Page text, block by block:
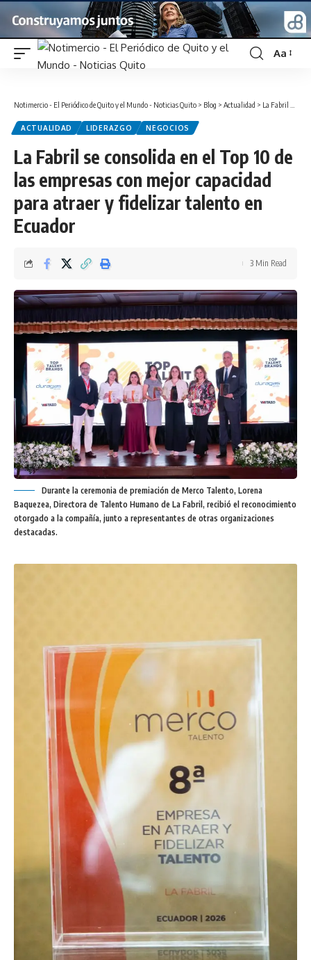
Font
Aa
Notimercio - El Periódico de Quito y el Mundo - Noticias Quito > Blog > Actualidad > La Fabril se consolida en el Top 10 de las empresas con mejor capacidad para atraer y fidelizar talento en Ecuador
ACTUALIDAD LIDERAZGO NEGOCIOS
La Fabril se consolida en el Top 10 de
las empresas con mejor capacidad
para atraer y fidelizar talento en
Ecuador
3 Min Read
Durante la ceremonia de premiación de Merco Talento, Lorena
Baquezea, Directora de Talento Humano de La Fabril, recibió el reconocimiento
otorgado a la compañía, junto a representantes de otras organizaciones
destacadas.